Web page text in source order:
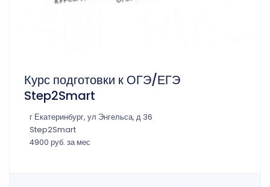
Курс подготовки к ОГЭ/ЕГЭ
Step2Smart
г Екатеринбург, ул Энгельса, д 36
Step2Smart
4900 руб. за мес